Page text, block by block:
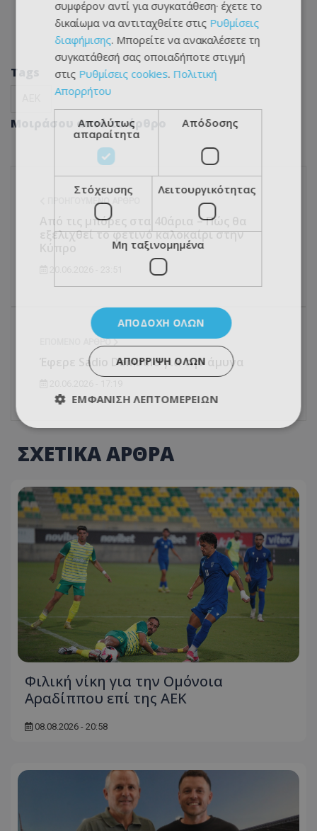
Tags
Μοιράσου αυτό το άρθρο
ΠΡΟΗΓΟΎΜΕΝΟ ΆΡΘΡΟ
Από τις μπόρες στα 40άρια – Πώς θα
εξελιχθεί το φετινό καλοκαίρι στην
ΕΠΌΜΕΝΟ ΆΡΘΡΟ
Έφερε Sadio Dembélé για την άμυνα
ΣΧΕΤΙΚΑ ΑΡΘΡΑ
Φιλική νίκη για την Ομόνοια
Αραδίππου επί της ΑΕΚ
08.08.2026 - 20:58
συμφέρον αντί για συγκατάθεση· έχετε το
δικαίωμα να αντιταχθείτε στις Ρυθμίσεις
διαφήμισης. Μπορείτε να ανακαλέσετε τη
συγκατάθεσή σας οποιαδήποτε στιγμή
στις Ρυθμίσεις cookies. Πολιτική
Απορρήτου
Απολύτως
απαραίτητα
Απόδοσης
Στόχευσης Λειτουργικότητας
Μη ταξινομημένα
ΑΠΟΔΟΧΉ ΌΛΩΝ
ΑΠΌΡΡΙΨΗ ΌΛΩΝ
ΕΜΦΆΝΙΣΗ ΛΕΠΤΟΜΕΡΕΙΏΝ